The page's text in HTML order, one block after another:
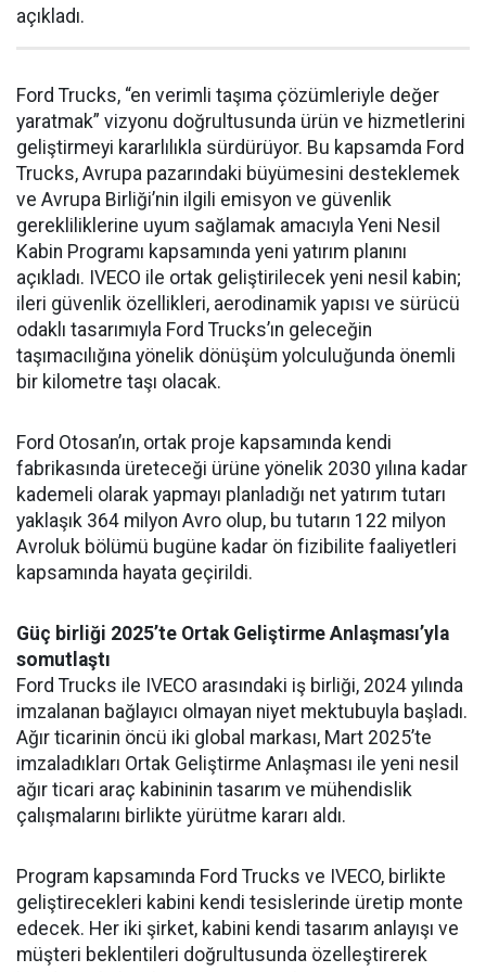
açıkladı.
Ford Trucks, “en verimli taşıma çözümleriyle değer
yaratmak” vizyonu doğrultusunda ürün ve hizmetlerini
geliştirmeyi kararlılıkla sürdürüyor. Bu kapsamda Ford
Trucks, Avrupa pazarındaki büyümesini desteklemek
ve Avrupa Birliği’nin ilgili emisyon ve güvenlik
gerekliliklerine uyum sağlamak amacıyla Yeni Nesil
Kabin Programı kapsamında yeni yatırım planını
açıkladı. IVECO ile ortak geliştirilecek yeni nesil kabin;
ileri güvenlik özellikleri, aerodinamik yapısı ve sürücü
odaklı tasarımıyla Ford Trucks’ın geleceğin
taşımacılığına yönelik dönüşüm yolculuğunda önemli
bir kilometre taşı olacak.
Ford Otosan’ın, ortak proje kapsamında kendi
fabrikasında üreteceği ürüne yönelik 2030 yılına kadar
kademeli olarak yapmayı planladığı net yatırım tutarı
yaklaşık 364 milyon Avro olup, bu tutarın 122 milyon
Avroluk bölümü bugüne kadar ön fizibilite faaliyetleri
kapsamında hayata geçirildi.
Güç birliği 2025’te Ortak Geliştirme Anlaşması’yla
somutlaştı
Ford Trucks ile IVECO arasındaki iş birliği, 2024 yılında
imzalanan bağlayıcı olmayan niyet mektubuyla başladı.
Ağır ticarinin öncü iki global markası, Mart 2025’te
imzaladıkları Ortak Geliştirme Anlaşması ile yeni nesil
ağır ticari araç kabininin tasarım ve mühendislik
çalışmalarını birlikte yürütme kararı aldı.
Program kapsamında Ford Trucks ve IVECO, birlikte
geliştirecekleri kabini kendi tesislerinde üretip monte
edecek. Her iki şirket, kabini kendi tasarım anlayışı ve
müşteri beklentileri doğrultusunda özelleştirerek